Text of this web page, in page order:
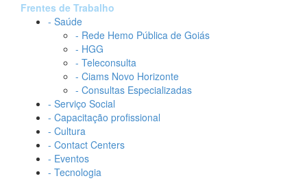
Frentes de Trabalho
- Saúde
- Rede Hemo Pública de Goiás
- HGG
- Teleconsulta
- Ciams Novo Horizonte
- Consultas Especializadas
- Serviço Social
- Capacitação profissional
- Cultura
- Contact Centers
- Eventos
- Tecnologia